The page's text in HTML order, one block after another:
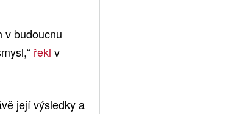
v budoucnu
řekl v
její výsledky a